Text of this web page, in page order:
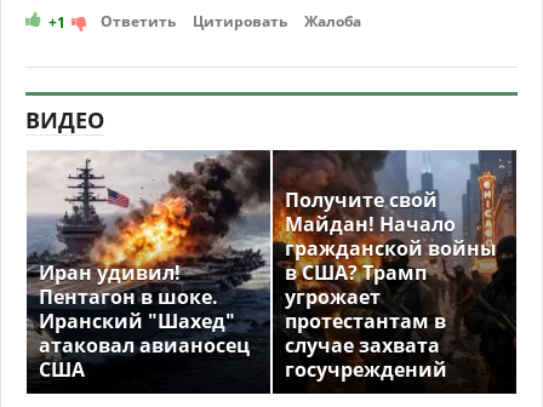
+1 Ответить Цитировать Жалоба
ВИДЕО
Иран удивил!
Пентагон в шоке.
Иранский "Шахед"
атаковал авианосец
США
Получите свой
Майдан! Начало
гражданской войны
в США? Трамп
угрожает
протестантам в
случае захвата
госучреждений